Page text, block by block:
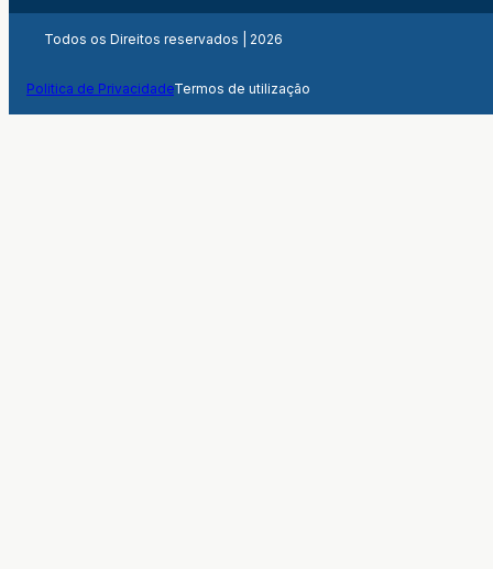
Todos os Direitos reservados | 2026
Politica de PrivacidadeTermos de utilização